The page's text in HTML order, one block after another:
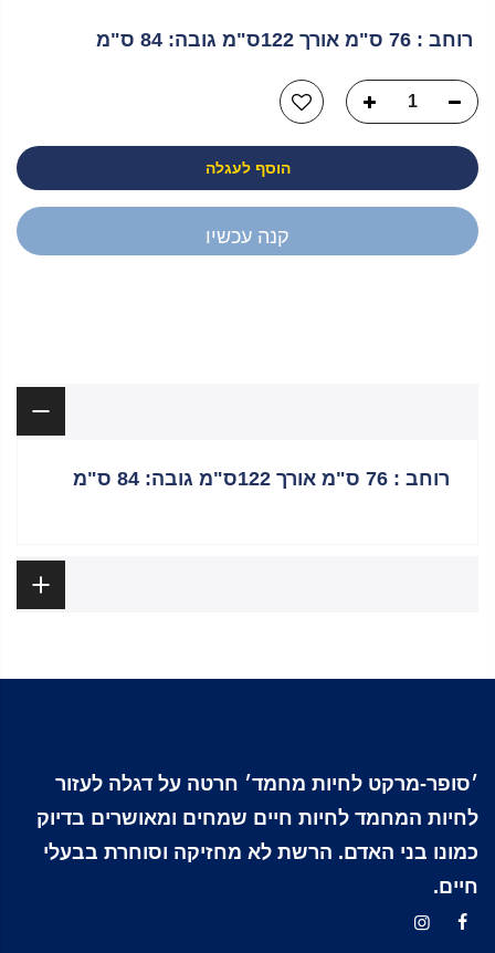
רוחב : 76 ס"מ אורך 122ס"מ גובה: 84 ס"מ
הוסף לעגלה
קנה עכשיו
רוחב : 76 ס"מ אורך 122ס"מ גובה: 84 ס"מ
׳סופר-מרקט לחיות מחמד׳ חרטה על דגלה לעזור
לחיות המחמד לחיות חיים שמחים ומאושרים בדיוק
כמונו בני האדם. הרשת לא מחזיקה וסוחרת בבעלי
חיים.